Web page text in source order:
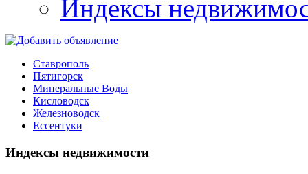
Индексы
Ставрополь
Пятигорск
Минеральные Воды
Кисловодск
Железноводск
Ессентуки
Индексы недвижимости